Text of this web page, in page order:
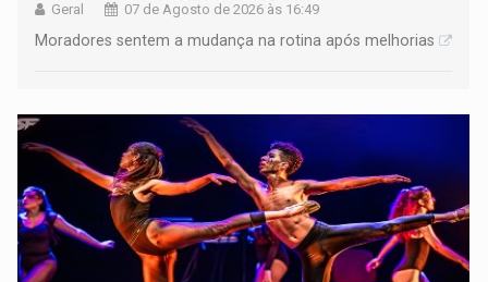
Geral 07 de Agosto de 2026 às 16:49
Moradores sentem a mudança na rotina após melhorias